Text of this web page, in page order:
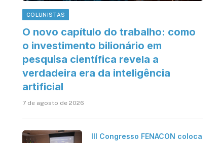
COLUNISTAS
O novo capítulo do trabalho: como
o investimento bilionário em
pesquisa científica revela a
verdadeira era da inteligência
artificial
7 de agosto de 2026
III Congresso FENACON coloca